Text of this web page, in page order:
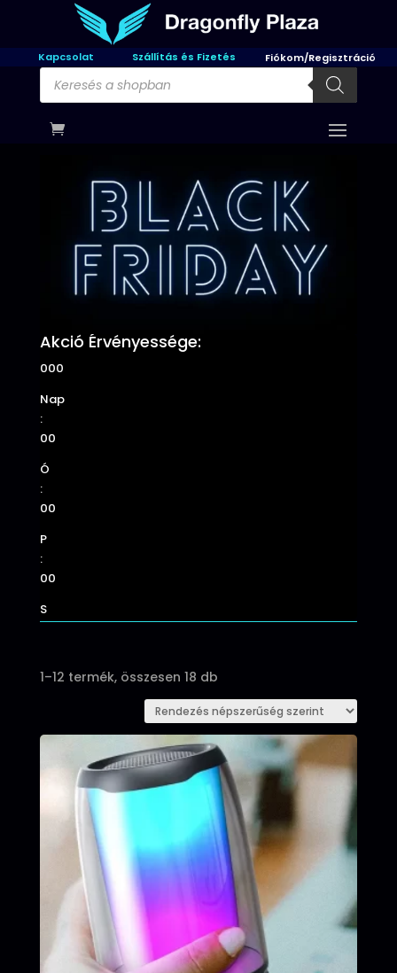
Kapcsolat Szállítás és Fizetés Fiókom/Regisztráció
Products
search
Akció Érvényessége:
000
Nap
:
00
Ó
:
00
P
:
00
S
1–12 termék, összesen 18 dbSorted
by
popularity